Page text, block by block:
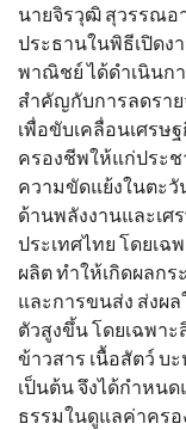
นายจิรวุฒิ สุวรรณอ
ประธานในพิธีเปิดง
พาณิชย์ ได้ดำเนินก
สำคัญกับการลดราย
เพื่อขับเคลื่อนเศรษ
ครองชีพให้แก่ประ
ความขัดแย้งในตะวั
ด้านพลังงานและเศ
ประเทศไทย โดยเ
ผลิต ทำให้เกิดผลก
และการขนส่ง ส่งผ
ตัวสูงขึ้น โดยเฉพา
ข้าวสาร เนื้อสัตว์ บ
เป็นต้น จึงได้กำหน
ธรรมในดูแลค่าคร